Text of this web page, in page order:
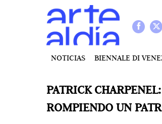
NOTICIAS BIENNALE DI
PATRICK
ROMPIENDO UN